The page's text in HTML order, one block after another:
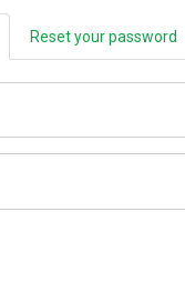
(active
tab)
Reset your password